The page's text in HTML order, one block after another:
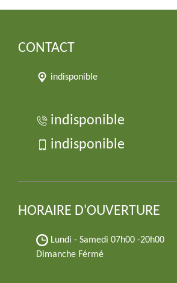
CONTACT
indisponible
indisponible
indisponible
HORAIRE D'OUVERTURE
Lundi - Samedi 07h00 -20h00
Dimanche Férmé